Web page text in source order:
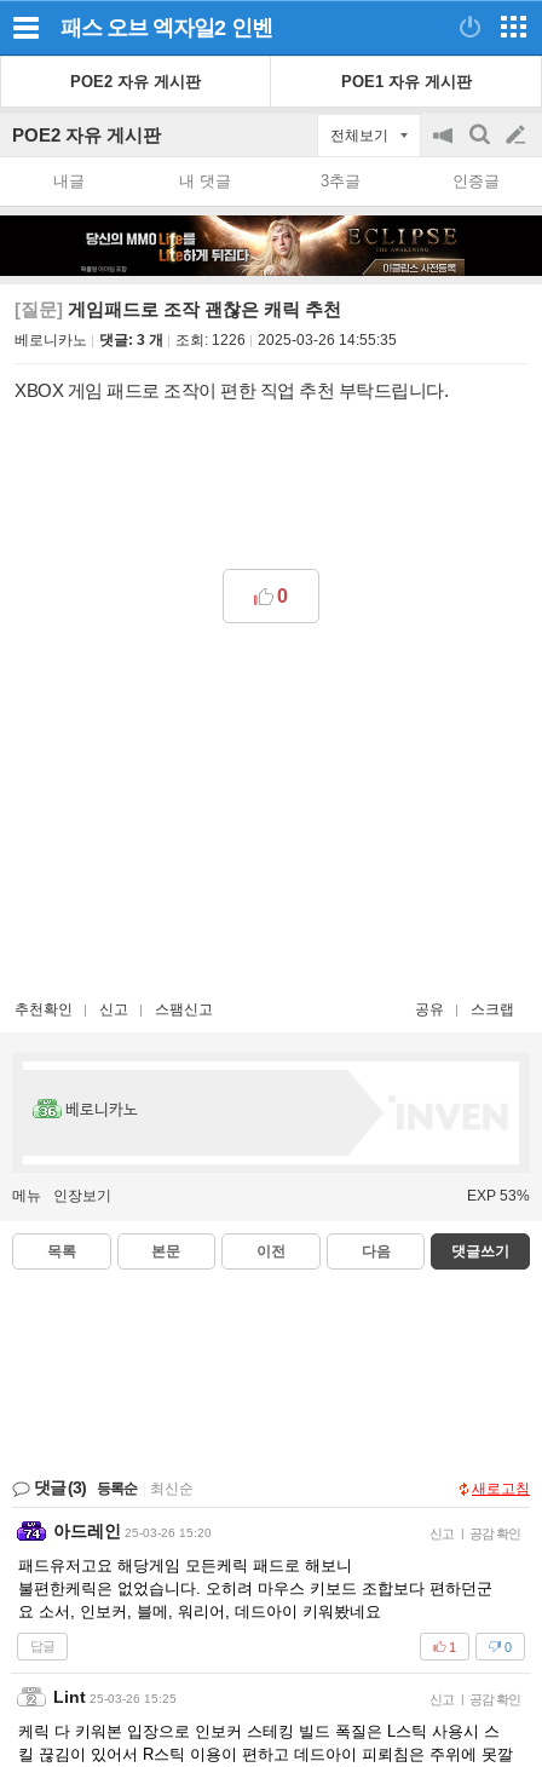
패스 오브 엑자일2 인벤
POE2 자유 게시판 POE1 자유 게시판
POE2 자유 게시판 전체보기
공
on/off
검
색
글
쓰
내글 내 댓글 3추글 인증글
[질문] 게임패드로 조작 괜찮은 캐릭 추천
베로니카노 댓글: 3 개 조회: 1226 2025-03-26 14:55:35
XBOX 게임 패드로 조작이 편한 직업 추천 부탁드립니다.
0
추천확인 신고 스팸신고 공유 스크랩
베로니카노
메뉴 인장보기 EXP 53%
목록 본문 이전 다음 댓글쓰기
댓글(3) 등록순 최신순 새로고침
아드레인 25-03-26 15:20 신고 | 공감 확인
패드유저고요 해당게임 모든케릭 패드로 해보니
불편한케릭은 없었습니다. 오히려 마우스 키보드 조합보다 편하던군
요 소서, 인보커, 블메, 워리어, 데드아이 키워봤네요
답글 0
1
Lint 25-03-26 15:25 신고 | 공감 확인
케릭 다 키워본 입장으로 인보커 스테킹 빌드 폭질은 L스틱 사용시 스
킬 끊김이 있어서 R스틱 이용이 편하고 데드아이 피뢰침은 주위에 못깔